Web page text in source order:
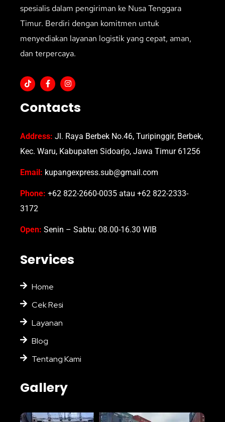
spesialis dalam pengiriman ke Nusa Tenggara
Timur. Berdiri dengan komitmen untuk
menyediakan layanan logistik yang cepat, aman,
dan terpercaya.
Contacts
Address: Jl. Raya Berbek No.46, Turipinggir, Berbek,
Kec. Waru, Kabupaten Sidoarjo, Jawa Timur 61256
Email: kupangexpress.sub@gmail.com
Phone: +62 822-2660-0035 atau +62 822-2333-
3172
Open: Senin – Sabtu: 08.00-16.30 WIB
Services
Home
Cek Resi
Layanan
Blog
Tentang Kami
Gallery